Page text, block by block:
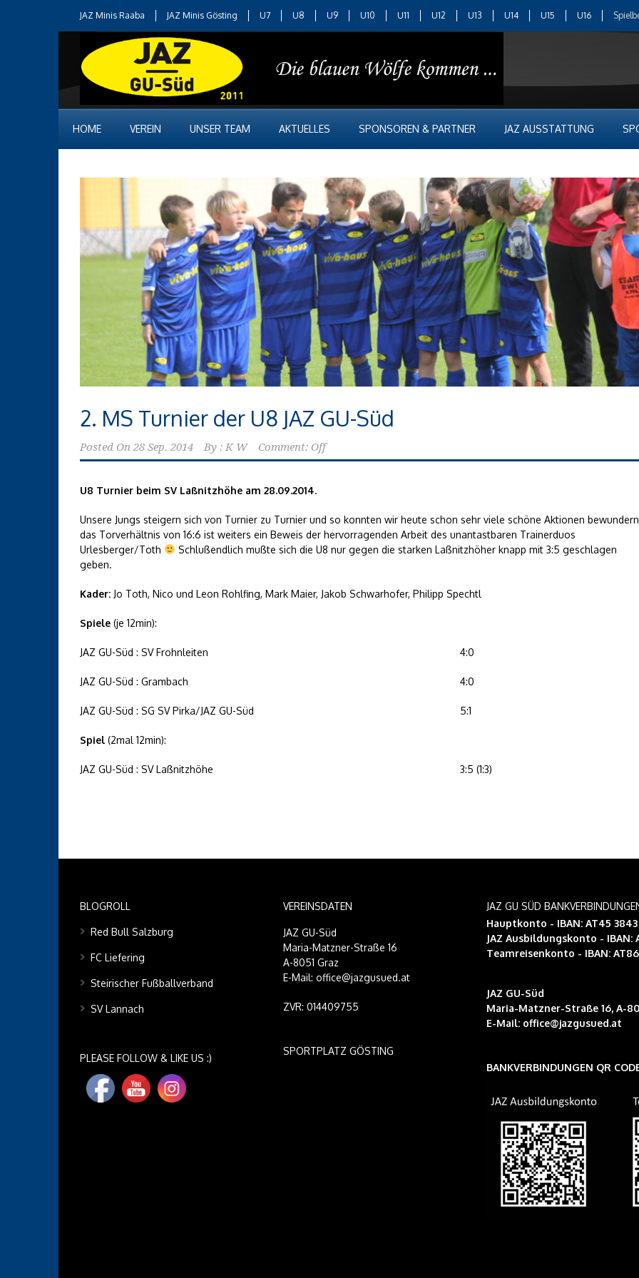
JAZ Minis Raaba JAZ Minis Gösting U7 U8 U9 U10 U11 U12 U13 U14 U15 U16
HOME VEREIN UNSER TEAM AKTUELLES SPONSOREN & PARTNER JAZ AUSSTATTUNG
2. MS Turnier der U8 JAZ GU-Süd
Posted On 28 Sep. 2014 By : K W Comment: Off
U8 Turnier beim SV Laßnitzhöhe am 28.09.2014.
Unsere Jungs steigern sich von Turnier zu Turnier und so konnten wir heute schon sehr viele schöne Aktionen
das Torverhältnis von 16:6 ist weiters ein Beweis der hervorragenden Arbeit des unantastbaren Trainerduos
Urlesberger/Toth
Schlußendlich mußte sich die U8 nur gegen die starken Laßnitzhöher knapp mit 3:5 geschlagen
geben.
Kader: Jo Toth, Nico und Leon Rohlfing, Mark Maier, Jakob Schwarhofer, Philipp Spechtl
Spiele (je 12min):
JAZ GU-Süd : SV Frohnleiten 4:0
JAZ GU-Süd : Grambach 4:0
JAZ GU-Süd : SG SV Pirka/JAZ GU-Süd 5:1
Spiel (2mal 12min):
JAZ GU-Süd : SV Laßnitzhöhe 3:5 (1:3)
BLOGROLL
Red Bull Salzburg
FC Liefering
Steirischer Fußballverband
SV Lannach
PLEASE FOLLOW & LIKE US :)
VEREINSDATEN
JAZ GU-Süd
Maria-Matzner-Straße 16
A-8051 Graz
E-Mail: office@jazgusued.at
ZVR: 014409755
SPORTPLATZ GÖSTING
JAZ GU SÜD
Hauptkonto - IBAN: AT45
JAZ Ausbildungskonto - IBAN:
Teamreisenkonto - IBAN:
JAZ GU-Süd
Maria-Matzner-Straße 16, A-
E-Mail: office@jazgusued.at
BANKVERBINDUNGEN QR